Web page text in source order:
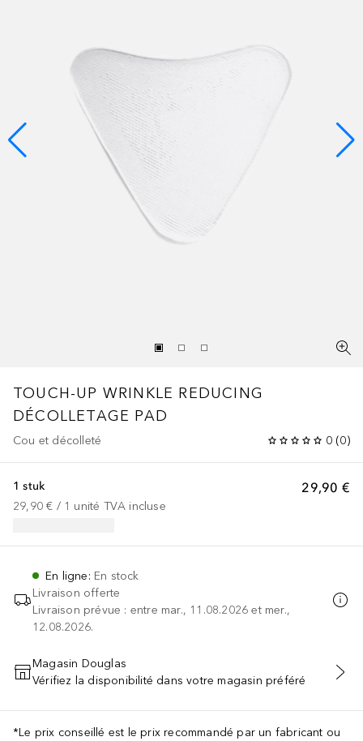
TOUCH-UP WRINKLE REDUCING
DÉCOLLETAGE PAD
Cou et décolleté 0 (0)
29,90 €
1 stuk
29,90 € / 1 unité TVA incluse
En ligne: En stock
Livraison offerte
Livraison prévue : entre mar., 11.08.2026 et mer.,
12.08.2026.
AJOUTER AU PANIER
Magasin Douglas
Vérifiez la disponibilité dans votre magasin préféré
*Le prix conseillé est le prix recommandé par un fabricant ou